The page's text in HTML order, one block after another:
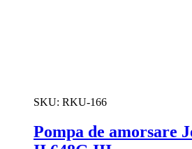
SKU: RKU-166
Pompa de amorsare